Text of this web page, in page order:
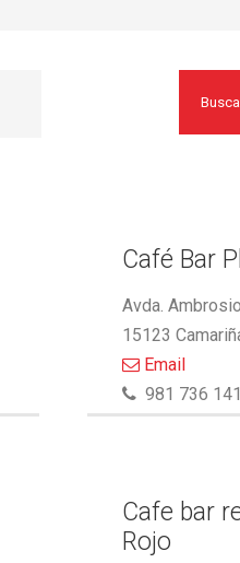
Café Bar
Avda.
15123
Email
981 736 141
Cafe bar
Rojo